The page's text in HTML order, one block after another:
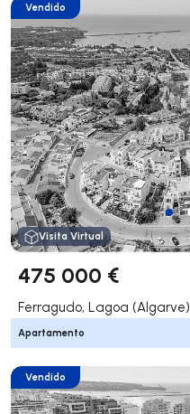
Vendido
Visita Virtual
475 000 €
Ferragudo, Lagoa (Algarve)
Apartamento
Vendido